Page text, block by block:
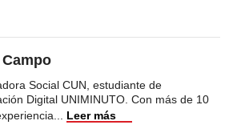
Social CUN, estudiante de
Digital UNIMINUTO. Con más de 10
Leer más